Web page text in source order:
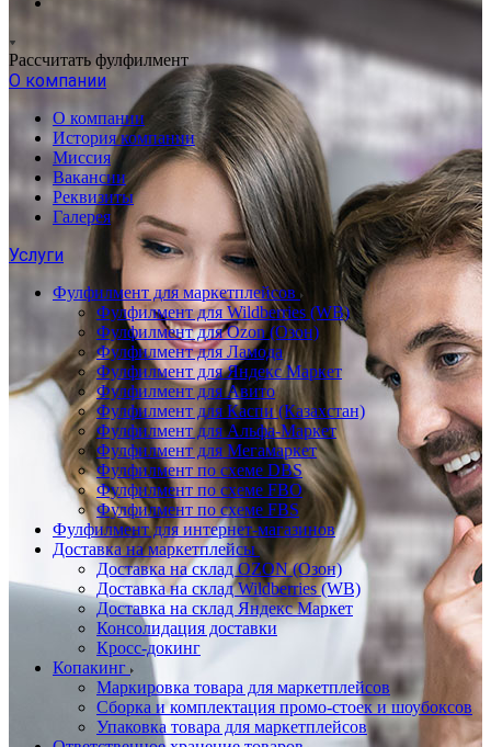
Рассчитать фулфилмент
О компании
О компании
История компании
Миссия
Вакансии
Реквизиты
Галерея
Услуги
Фулфилмент для маркетплейсов
Фулфилмент для Wildberries (WB)
Фулфилмент для Ozon (Озон)
Фулфилмент для Ламода
Фулфилмент для Яндекс Маркет
Фулфилмент для Авито
Фулфилмент для Каспи (Казахстан)
Фулфилмент для Альфа-Маркет
Фулфилмент для Мегамаркет
Фулфилмент по схеме DBS
Фулфилмент по схеме FBO
Фулфилмент по схеме FBS
Фулфилмент для интернет-магазинов
Доставка на маркетплейсы
Доставка на склад OZON (Озон)
Доставка на склад Wildberries (WB)
Доставка на склад Яндекс Маркет
Консолидация доставки
Кросс-докинг
Копакинг
Маркировка товара для маркетплейсов
Сборка и комплектация промо-стоек и шоубоксов
Упаковка товара для маркетплейсов